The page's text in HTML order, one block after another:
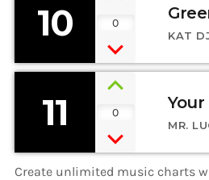
10 0
KAT
11 0
Your
MR.
Create unlimited music charts